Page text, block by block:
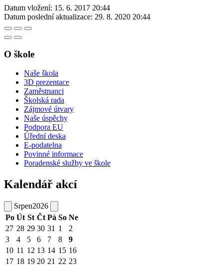
Datum vložení: 15. 6. 2017 20:44
Datum poslední aktualizace: 29. 8. 2020 20:44
O škole
Naše škola
3D prezentace
Zaměstnanci
Školská rada
Zájmové útvary
Naše úspěchy
Podpora EU
Úřední deska
E-podatelna
Povinné informace
Poradenské služby ve škole
Kalendář akcí
Srpen2026
Po Út St Čt Pá So Ne
27 28 29 30 31 1
2
3
4 5 6 7 8
9
10 11 12 13 14 15 16
17 18 19 20 21 22 23